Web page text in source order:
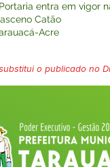
entra em vigor
Catão
Acre
o publicado no